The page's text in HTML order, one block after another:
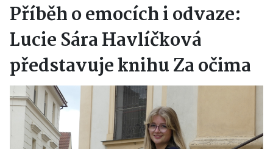
Příběh o emocích i odvaze:
Lucie Sára Havlíčková
představuje knihu Za očima